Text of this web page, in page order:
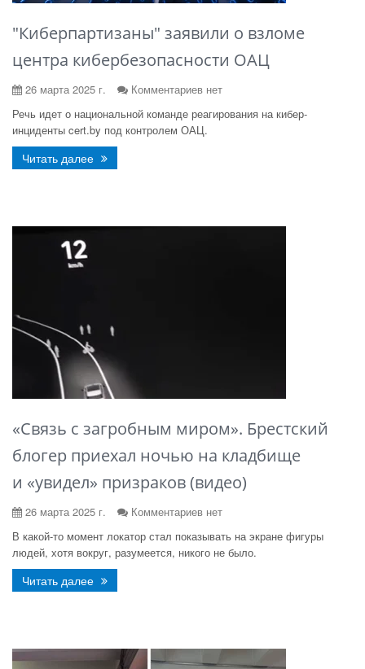
"Киберпартизаны" заявили о взломе
центра кибербезопасности ОАЦ
26 марта 2025 г.
Комментариев нет
Речь идет о национальной команде реагирования на кибер-
инциденты cert.by под контролем ОАЦ.
Читать далее
«Связь с загробным миром». Брестский
блогер приехал ночью на кладбище
и «увидел» призраков (видео)
26 марта 2025 г.
Комментариев нет
В какой-то момент локатор стал показывать на экране фигуры
людей, хотя вокруг, разумеется, никого не было.
Читать далее